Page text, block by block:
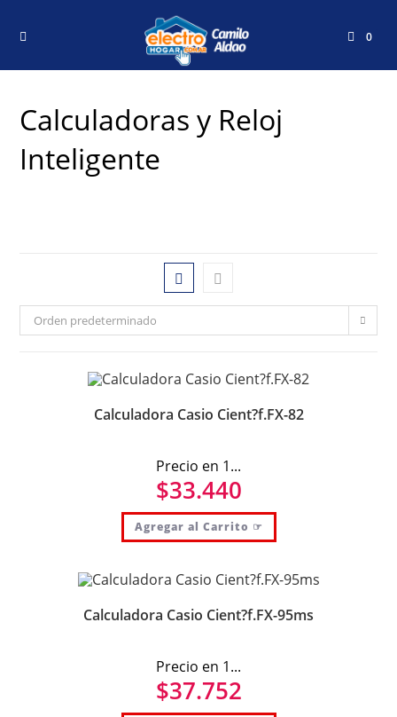
0
Calculadoras y Reloj
Inteligente
Orden predeterminado
Calculadora Casio Cient?f.FX-82
Precio en 1...
$33.440
Agregar al Carrito ☞
Calculadora Casio Cient?f.FX-95ms
Precio en 1...
$37.752